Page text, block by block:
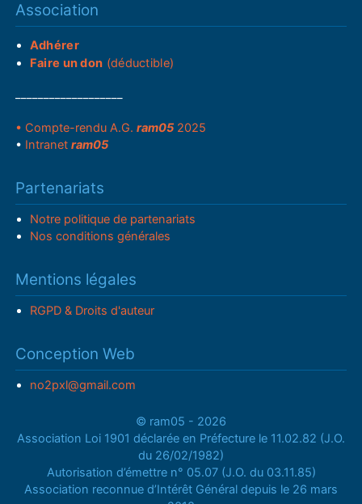
Association
Adhérer
Faire un don (déductible)
• Compte-rendu A.G.ram05 2025
• Intranetram05
Partenariats
Notre politique de partenariats
Nos conditions générales
Mentions légales
RGPD & Droits d'auteur
Conception Web
no2pxl@gmail.com
© ram05 - 2026
Association Loi 1901 déclarée en Préfecture le 11.02.82 (J.O.
du 26/02/1982)
Autorisation d’émettre n° 05.07 (J.O. du 03.11.85)
Association reconnue d’Intérêt Général depuis le 26 mars